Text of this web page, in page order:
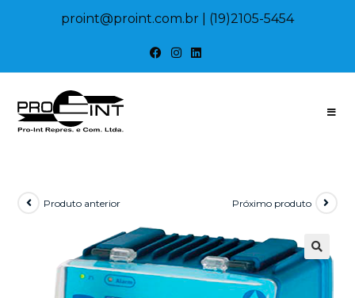
proint@proint.com.br | (19)2105-5454
Produto anterior Próximo produto